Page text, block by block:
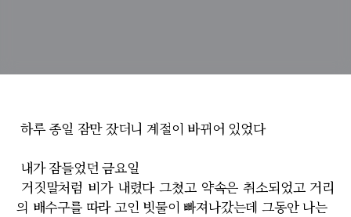
하루 종일 잠만 잤더니 계절이 바뀌어 있었다
내가 잠들었던 금요일
거짓말처럼 비가 내렸다 그쳤고 약속은 취소되었고 거리
의 배수구를 따라 고인 빗물이 빠져나갔는데 그동안 나는